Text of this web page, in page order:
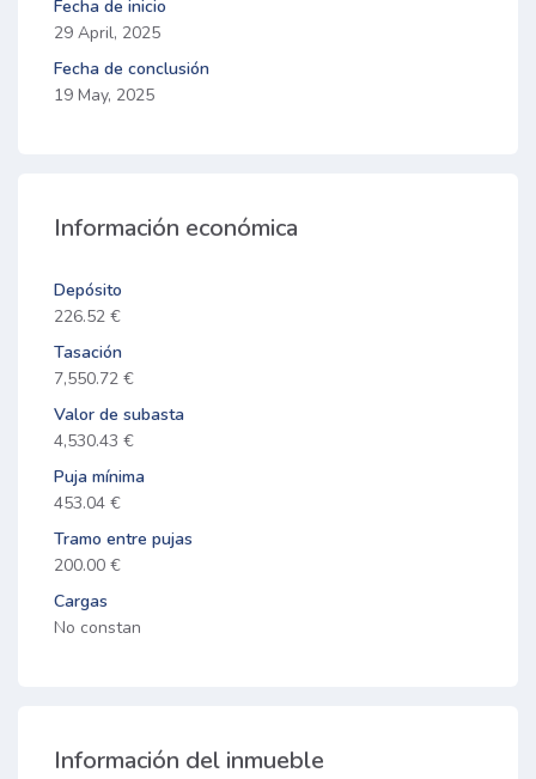
Fecha de inicio
29 April, 2025
Fecha de conclusión
19 May, 2025
Información económica
Depósito
226.52 €
Tasación
7,550.72 €
Valor de subasta
4,530.43 €
Puja mínima
453.04 €
Tramo entre pujas
200.00 €
Cargas
No constan
Información del inmueble